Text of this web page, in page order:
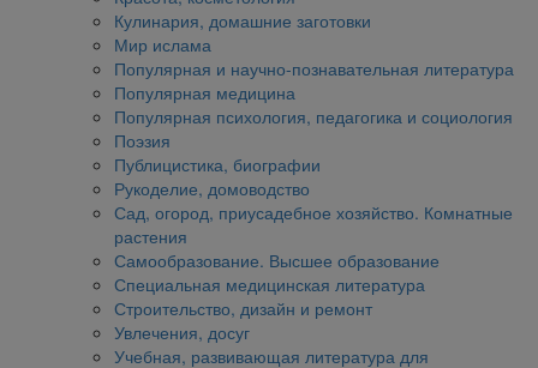
Кулинария, домашние заготовки
Мир ислама
Популярная и научно-познавательная литература
Популярная медицина
Популярная психология, педагогика и социология
Поэзия
Публицистика, биографии
Рукоделие, домоводство
Сад, огород, приусадебное хозяйство. Комнатные
растения
Самообразование. Высшее образование
Специальная медицинская литература
Строительство, дизайн и ремонт
Увлечения, досуг
Учебная, развивающая литература для